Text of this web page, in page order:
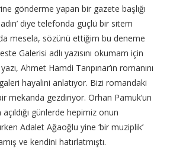
gönderme yapan bir gazete başlığı
diye telefonda güçlü bir sitem
mesela, sözünü ettiğim bu deneme
Galerisi adlı yazısını okumam için
Ahmet Hamdi Tanpınar’ın romanını
hayalini anlatıyor. Bizi romandaki
mekanda gezdiriyor. Orhan Pamuk’un
günlerde hepimiz onun
Adalet Ağaoğlu yine ‘bir muziplik’
ve kendini hatırlatmıştı.